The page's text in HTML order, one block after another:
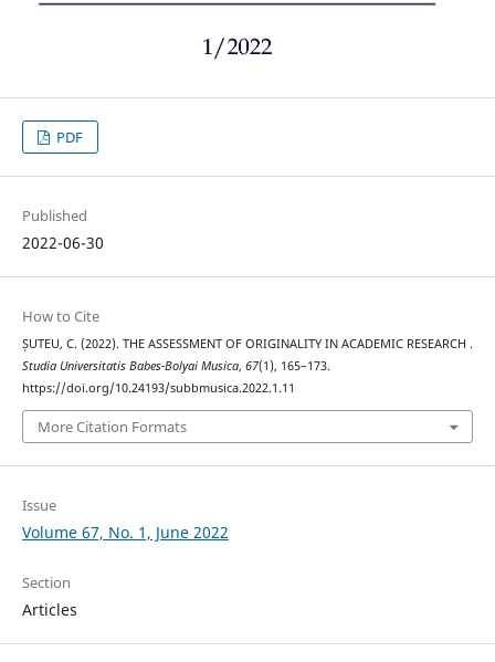
PDF
Published
2022-06-30
How to Cite
ȘUTEU, C. (2022). THE ASSESSMENT OF ORIGINALITY IN ACADEMIC RESEARCH .
Studia Universitatis Babes-Bolyai Musica, 67(1), 165–173.
https://doi.org/10.24193/subbmusica.2022.1.11
More Citation Formats
Issue
Volume 67, No. 1, June 2022
Section
Articles